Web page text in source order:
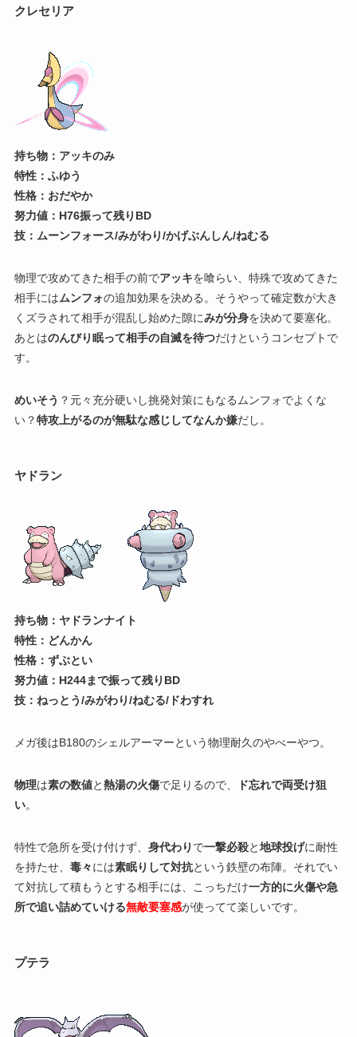
クレセリア
持ち物：アッキのみ
特性：ふゆう
性格：おだやか
努力値：H76振って残りBD
技：ムーンフォース/みがわり/かげぶんしん/ねむる
物理で攻めてきた相手の前でアッキを喰らい、特殊で攻めてきた
相手にはムンフォの追加効果を決める。そうやって確定数が大き
くズラされて相手が混乱し始めた隙にみが分身を決めて要塞化。
あとはのんびり眠って相手の自滅を待つだけというコンセプトで
す。
めいそう ？元々充分硬いし挑発対策にもなるムンフォでよくな
い？特攻上がるのが無駄な感じしてなんか嫌だし。
ヤドラン
持ち物：ヤドランナイト
特性：どんかん
性格：ずぶとい
努力値：H244まで振って残りBD
技：ねっとう/みがわり/ねむる/ドわすれ
メガ後はB180のシェルアーマーという物理耐久のやべーやつ。
物理は素の数値と熱湯の火傷で足りるので、
ド忘れで両受け狙
い。
特性で急所を受け付けず、 身代わり で一撃必殺と地球投げに耐性
を持たせ、 毒々には素眠りして対抗という鉄壁の布陣。それでい
て対抗して積もうとする相手には、こっちだけ一方的に火傷や急
所で追い詰めていける無敵要塞感が使ってて楽しいです。
プテラ